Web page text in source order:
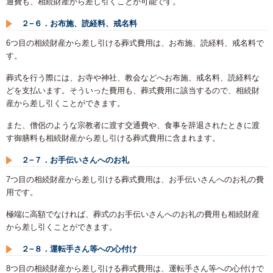
２−６．お布施、読経料、戒名料
6つ目の相続財産から差し引ける葬式費用は、お布施、読経料、戒名料で
す。
葬式を行う際には、お寺や神社、教会などへお布施、戒名料、読経料な
どを支払います。そういった費用も、葬式費用に該当するので、相続財
産から差し引くことができます。
また、僧侶のような宗教者に渡す交通費や、食事を辞退されたときに渡
す御膳料も相続財産から差し引ける葬式費用に含まれます。
２−７．お手伝いさんへのお礼
7つ目の相続財産から差し引ける葬式費用は、お手伝いさんへのお礼の費
用です。
極端に高額でなければ、葬式のお手伝いさんへのお礼の費用も相続財産
から差し引くことができます。
２−８．運転手さん等への心付け
8つ目の相続財産から差し引ける葬式費用は、運転手さん等への心付けで